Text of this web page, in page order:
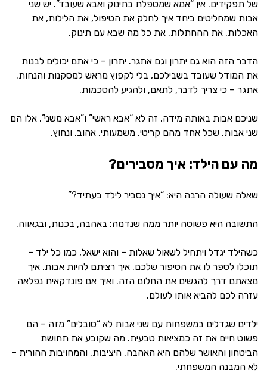
של תפקידים. אין “אמא שמטפלת בתינוק ואבא שעובד”. יש שני
אבות שמחליטים ביחד איך לחלק את הטיפול, את הלילות, את
האכלות, את ההחתלות, את כל מה שבא עם תינוק.
הדבר הזה הוא גם יתרון וגם אתגר. יתרון – כי אתם יכולים לבנות
את המודל שעובד בשבילכם, בלי לקפוץ מראש למסקנות והנחות.
אתגר – כי צריך לדבר, לתאם, ולהגיע להסכמות.
שניכם אבות באותה מידה. זה לא “אבא ראשי” ו”אבא משני”. אלו הם
שני אבות, שכל אחד מהם קריטי, משמעותי, אהוב, ונחוץ.
מה עם הילד: איך מסבירים?
שאלה שעולה הרבה היא: “איך נסביר לילד בעתיד?”
התשובה היא פשוטה יותר ממה שנדמה: באהבה, בכנות, ובגאווה.
כשהילד יגדל ויתחיל לשאול שאלות – והוא ישאל, כמו כל ילד –
תוכלו לספר לו את הסיפור שלכם. איך רציתם להיות אבות. איך
מצאתם דרך להגשים את החלום הזה. ואיך אם פונדקאית נפלאה
עזרה לכם להביא אותו לעולם.
ילדים שגדלים במשפחות עם שני אבות לא “סובלים” מזה – הם
פשוט חיים את זה כמציאות טבעית. מה שקובע את תחושת
הביטחון והאושר שלהם היא האהבה, היציבות, והמחויבות ההורית –
לא המבנה המשפחתי.